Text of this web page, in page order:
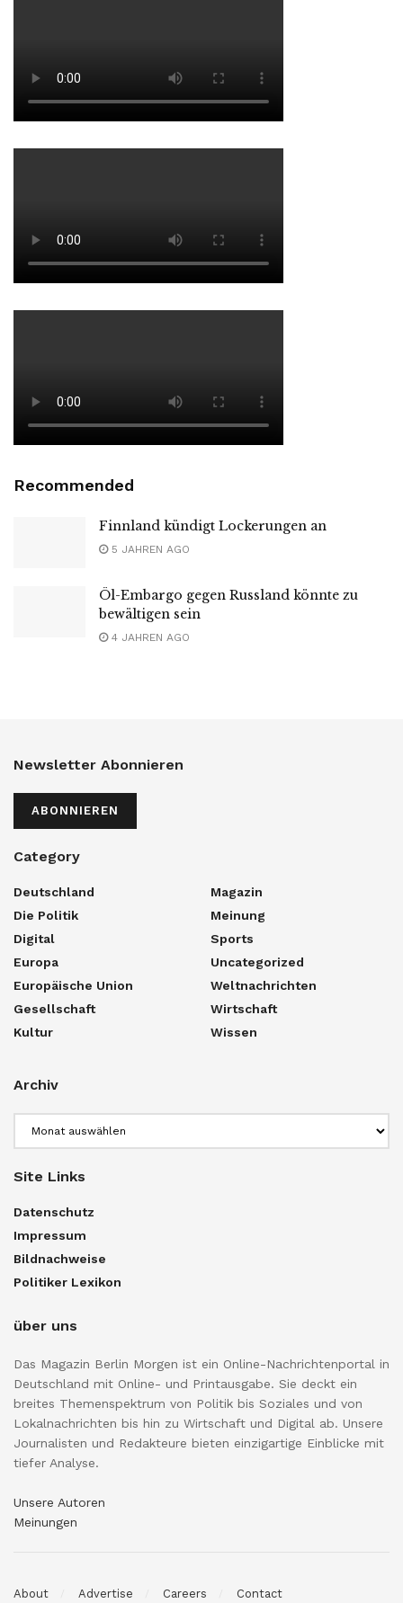
Recommended
Finnland kündigt Lockerungen an
5 JAHREN AGO
Öl-Embargo gegen Russland könnte zu
bewältigen sein
4 JAHREN AGO
Newsletter Abonnieren
ABONNIEREN
Category
Deutschland
Die Politik
Digital
Europa
Europäische Union
Gesellschaft
Kultur
Magazin
Meinung
Sports
Uncategorized
Weltnachrichten
Wirtschaft
Wissen
Archiv
Site Links
Datenschutz
Impressum
Bildnachweise
Politiker Lexikon
über uns
Das Magazin Berlin Morgen ist ein Online-Nachrichtenportal in
Deutschland mit Online- und Printausgabe. Sie deckt ein
breites Themenspektrum von Politik bis Soziales und von
Lokalnachrichten bis hin zu Wirtschaft und Digital ab. Unsere
Journalisten und Redakteure bieten einzigartige Einblicke mit
tiefer Analyse.
Unsere Autoren
Meinungen
About Advertise Careers Contact